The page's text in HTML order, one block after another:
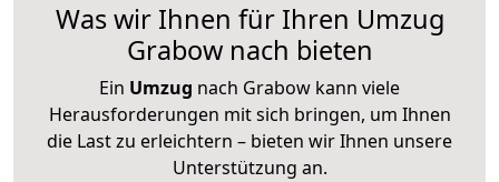
Was wir Ihnen für Ihren Umzug
Grabow nach bieten
Ein Umzug nach Grabow kann viele
Herausforderungen mit sich bringen, um Ihnen
die Last zu erleichtern – bieten wir Ihnen unsere
Unterstützung an.